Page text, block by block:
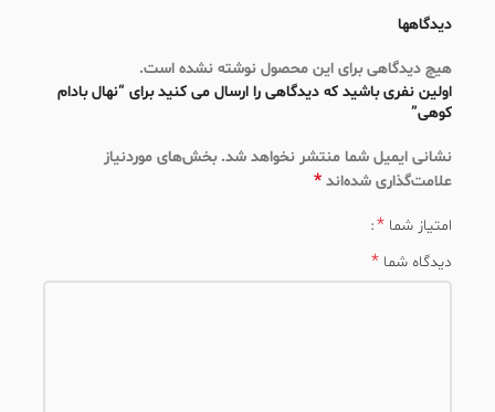
دیدگاهها
هیچ دیدگاهی برای این محصول نوشته نشده است.
اولین نفری باشید که دیدگاهی را ارسال می کنید برای “نهال بادام
کوهی”
نشانی ایمیل شما منتشر نخواهد شد. بخش‌های موردنیاز
علامت‌گذاری شده‌اند*
امتیاز شما*
دیدگاه شما*